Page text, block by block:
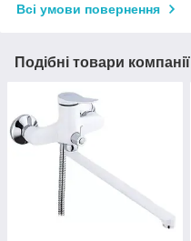
Всі умови повернення
Подібні товари компанії